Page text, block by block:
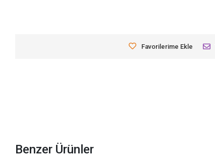
Favorilerime Ekle
Benzer Ürünler